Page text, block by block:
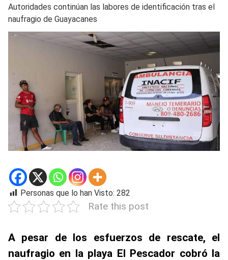
Autoridades continúan las labores de identificación tras el
naufragio de Guayacanes
Personas que lo han Visto: 282
Rate this post
A pesar de los esfuerzos de rescate, el
naufragio en la playa El Pescador cobró la